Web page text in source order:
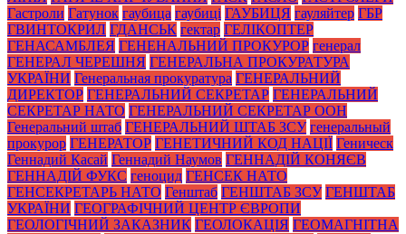
Гастроли Гатунок гаубица гаубиці ГАУБИЦЯ гауляйтер ГБР
ГВИНТОКРИЛ ГДАНСЬК гектар ГЕЛІКОПТЕР
ГЕНАСАМБЛЕЯ ГЕНЕНАЛЬНИЙ ПРОКУРОР генерал
ГЕНЕРАЛ ЧЕРЕШНЯ ГЕНЕРАЛЬНА ПРОКУРАТУРА
УКРАЇНИ Генеральная прокуратура ГЕНЕРАЛЬНИЙ
ДИРЕКТОР ГЕНЕРАЛЬНИЙ СЕКРЕТАР ГЕНЕРАЛЬНИЙ
СЕКРЕТАР НАТО ГЕНЕРАЛЬНИЙ СЕКРЕТАР ООН
Генеральний штаб ГЕНЕРАЛЬНИЙ ШТАБ ЗСУ генеральный
прокурор ГЕНЕРАТОР ГЕНЕТИЧНИЙ КОД НАЦІЇ Геническ
Геннадий Касай Геннадий Наумов ГЕННАДІЙ КОНЯЄВ
ГЕННАДІЙ ФУКС геноцид ГЕНСЕК НАТО
ГЕНСЕКРЕТАРЬ НАТО Генштаб ГЕНШТАБ ЗСУ ГЕНШТАБ
УКРАЇНИ ГЕОГРАФІЧНИЙ ЦЕНТР ЄВРОПИ
ГЕОЛОГІЧНИЙ ЗАКАЗНИК ГЕОЛОКАЦІЯ ГЕОМАГНІТНА